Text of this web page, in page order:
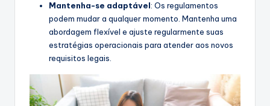
Mantenha-se adaptável: Os regulamentos
podem mudar a qualquer momento. Mantenha uma
abordagem flexível e ajuste regularmente suas
estratégias operacionais para atender aos novos
requisitos legais.